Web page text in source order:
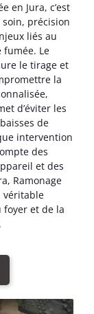
en Jura, c’est
précision
liés au
fumée. Le
le tirage et
la
d’éviter les
de
intervention
des
et des
Ramonage
véritable
foyer et de la